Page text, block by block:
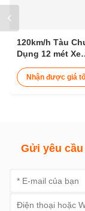
Wagon de transport
Liên hệ với